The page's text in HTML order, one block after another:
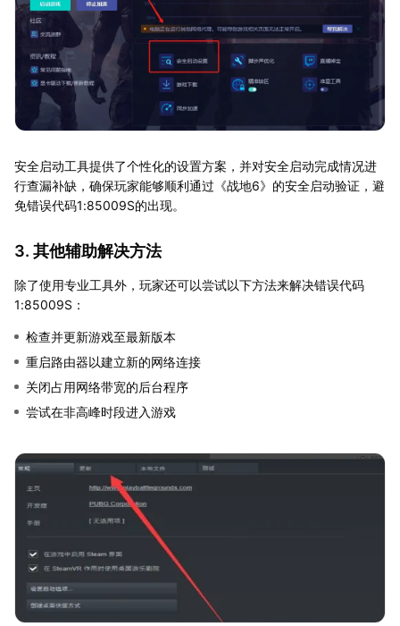
安全启动工具提供了个性化的设置方案，并对安全启动完成情况进
行查漏补缺，确保玩家能够顺利通过《战地6》的安全启动验证，避
免错误代码1:85009S的出现。
3. 其他辅助解决方法
除了使用专业工具外，玩家还可以尝试以下方法来解决错误代码
1:85009S：
检查并更新游戏至最新版本
重启路由器以建立新的网络连接
关闭占用网络带宽的后台程序
尝试在非高峰时段进入游戏